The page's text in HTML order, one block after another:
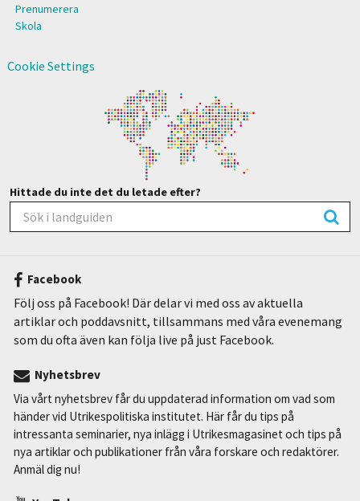
Prenumerera
Skola
Cookie Settings
Hittade du inte det du letade efter?
Facebook
Följ oss på Facebook! Där delar vi med oss av aktuella
artiklar och poddavsnitt, tillsammans med våra evenemang
som du ofta även kan följa live på just Facebook.
Nyhetsbrev
Via vårt nyhetsbrev får du uppdaterad information om vad som
händer vid Utrikespolitiska institutet. Här får du tips på
intressanta seminarier, nya inlägg i Utrikesmagasinet och tips på
nya artiklar och publikationer från våra forskare och redaktörer.
Anmäl dig nu!